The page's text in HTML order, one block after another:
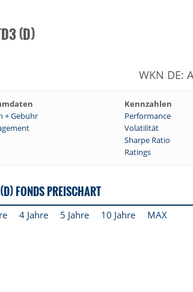
(D)
WKN DE:
Kennzahlen
+ Gebühr Performance
Volatilität
Sharpe Ratio
Ratings
FONDS PREISCHART
4 Jahre 5 Jahre 10 Jahre MAX